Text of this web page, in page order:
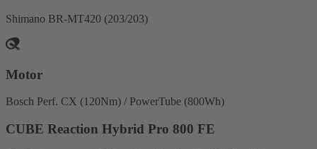
Shimano BR-MT420 (203/203)
Motor
Bosch Perf. CX (120Nm) / PowerTube (800Wh)
CUBE Reaction Hybrid Pro 800 FE